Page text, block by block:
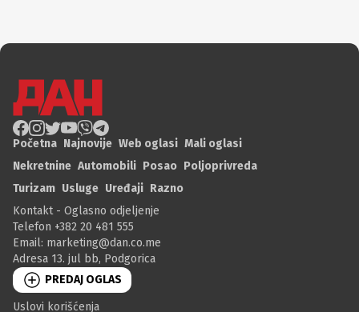
Početna Najnovije Web oglasi Mali oglasi
Nekretnine Automobili Posao Poljoprivreda
Turizam Usluge Uređaji Razno
Kontakt - Oglasno odjeljenje
Telefon +382 20 481 555
Email: marketing@dan.co.me
Adresa 13. jul bb, Podgorica
PREDAJ OGLAS
Uslovi korišćenja